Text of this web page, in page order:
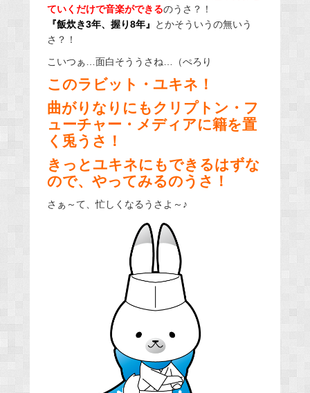
ていくだけで音楽ができるのうさ？！
『飯炊き3年、握り8年』
とかそういうの無いう
さ？！
こいつぁ…面白そううさね…（ぺろり
このラビット・ユキネ！
曲がりなりにもクリプトン・フ
ューチャー・メディアに籍を置
く兎うさ！
きっとユキネにもできるはずな
ので、やってみるのうさ！
さぁ～て、忙しくなるうさよ～♪